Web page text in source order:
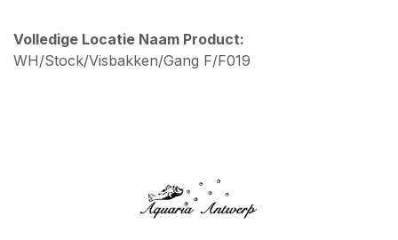
Volledige Locatie Naam Product:
WH/Stock/Visbakken/Gang F/F019